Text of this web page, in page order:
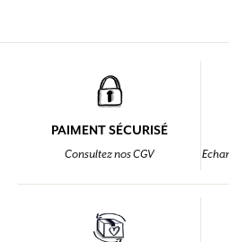
PAIMENT SÉCURISÉ
Consultez nos CGV